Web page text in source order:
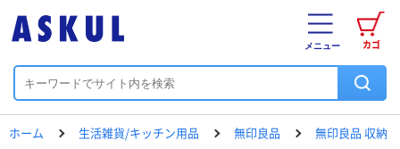
カゴ
メニュー
ホーム 生活雑貨/キッチン用品 無印良品 無印良品 収納